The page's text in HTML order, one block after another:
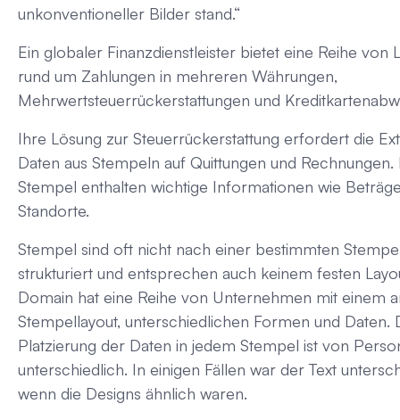
unkonventioneller Bilder stand.“
Ein globaler Finanzdienstleister bietet eine Reihe von
rund um Zahlungen in mehreren Währungen,
Mehrwertsteuerrückerstattungen und
Ihre Lösung zur Steuerrückerstattung erfordert die
Daten aus Stempeln auf Quittungen und Rechnungen.
Stempel enthalten wichtige Informationen wie
Standorte.
Stempel sind oft nicht nach einer bestimmten
strukturiert und entsprechen auch keinem festen
Domain hat eine Reihe von Unternehmen mit einem
Stempellayout, unterschiedlichen Formen und Daten.
Platzierung der Daten in jedem Stempel ist von
unterschiedlich. In einigen Fällen war der Text
wenn die Designs ähnlich waren.